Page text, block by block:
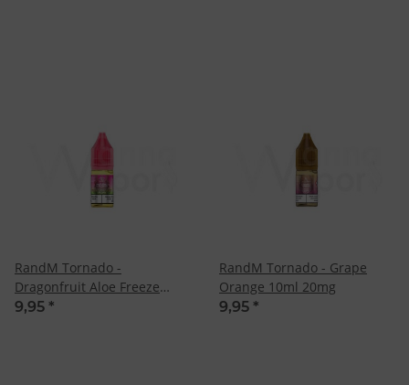
RandM Tornado -
Dragonfruit Aloe Freeze
10ml 20mg
9,95 *
RandM Tornado - Grape
Orange 10ml 20mg
9,95 *